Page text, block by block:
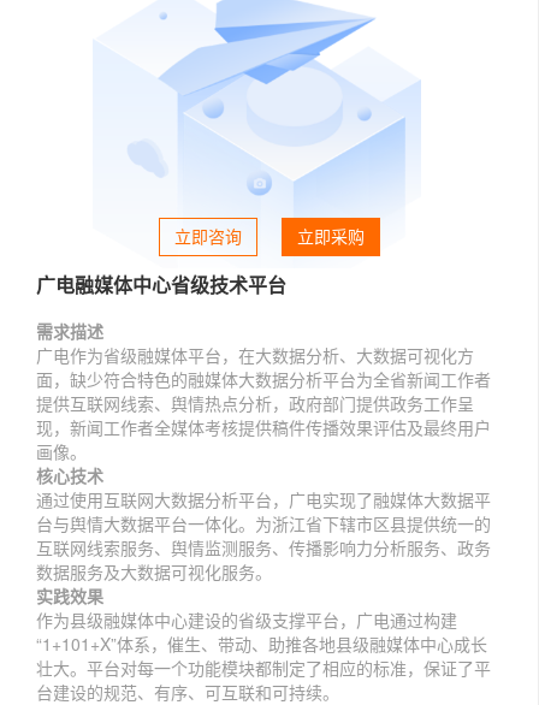
传播分析
Xedit融媒体采编SAAS解决方案
XTP融媒体选题策划SAAS解决方案
舆情分析SAAS解决方案
XDMPS融媒体媒资管理SAAS解决方案
社会化媒体综合管理与发布SAAS解决方案
数据加工SAAS解决方案
融媒体中心通用解决方案
xportal网站群解决方案
智慧党建方案
历史报刊数据库建设方案
扫描加工方案
数字出版方案
智慧媒体
融媒体基础应用SAAS产品文档
融媒体发布SAAS产品文档
融媒体生产SAAS产品文档
融媒体SAAS云服务权益
自助服务
新手入门
热门自助服务
服务
基础服务
增值服务
自助服务
立即咨询 立即采购
广电融媒体中心省级技术平台
需求描述
广电作为省级融媒体平台，在大数据分析、大数据可视化方
面，缺少符合特色的融媒体大数据分析平台为全省新闻工作者
提供互联网线索、舆情热点分析，政府部门提供政务工作呈
现，新闻工作者全媒体考核提供稿件传播效果评估及最终用户
画像。
核心技术
通过使用互联网大数据分析平台，广电实现了融媒体大数据平
台与舆情大数据平台一体化。为浙江省下辖市区县提供统一的
互联网线索服务、舆情监测服务、传播影响力分析服务、政务
数据服务及大数据可视化服务。
实践效果
作为县级融媒体中心建设的省级支撑平台，广电通过构建
“1+101+X”体系，催生、带动、助推各地县级融媒体中心成长
壮大。平台对每一个功能模块都制定了相应的标准，保证了平
台建设的规范、有序、可互联和可持续。